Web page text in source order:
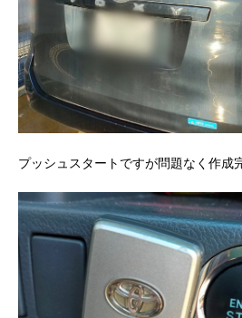
プッシュスタートですが問題なく作成